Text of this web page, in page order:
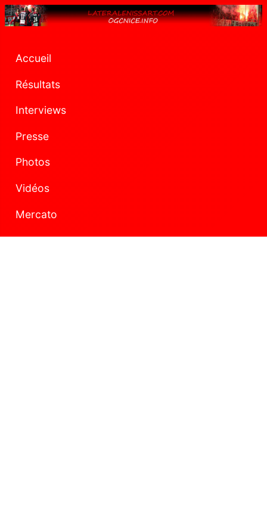
Accueil
Résultats
Interviews
Presse
Photos
Vidéos
Mercato